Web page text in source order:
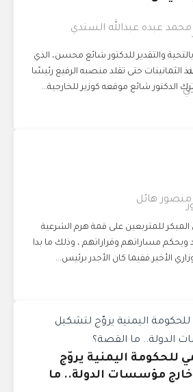
محمد عبده عبدالله السندي
والتقدير للدكتور شائع محسن، الذي
الثمانينات حتى تقلد منصبه الرفيع رئيسًا
ترك الدكتور شائع موقعه كوزير للخارجية...
منصور هائل
المبكر للمتربعين على قمة هرم الشرعية
مساراتهم وقراراتهم ، وذلك ما بدا
الأخير.ففيما كان الأجدر برئيس...
للحكومة اليمنية يروّج
مؤسسات الدولة.. ما